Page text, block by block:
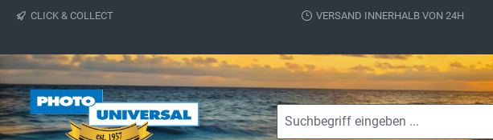
Zur Hauptnavigation springen
CLICK & COLLECT VERSAND INNERHALB VON 24H